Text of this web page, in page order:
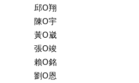
邱O翔
陳O宇
黃O崴
張O竣
賴O銘
劉O恩